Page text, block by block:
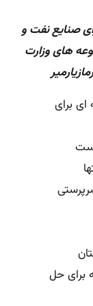
صنایع نفت و
های وزارت
برای
برای حل